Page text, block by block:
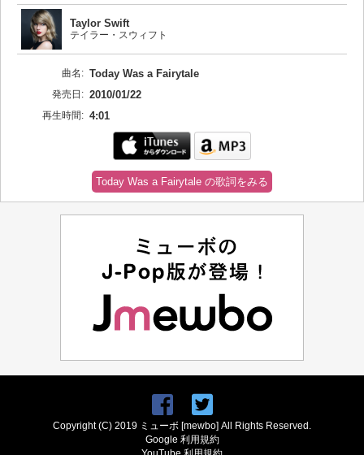
Taylor Swift
テイラー・スウィフト
曲名: Today Was a Fairytale
発売日: 2010/01/22
再生時間: 4:01
Today Was a Fairytale の歌詞をみる
Copyright (C) 2019 ミューボ [mewbo] All Rights Reserved.
Google 利用規約